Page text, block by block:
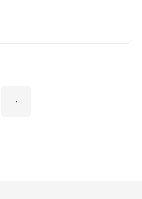
›